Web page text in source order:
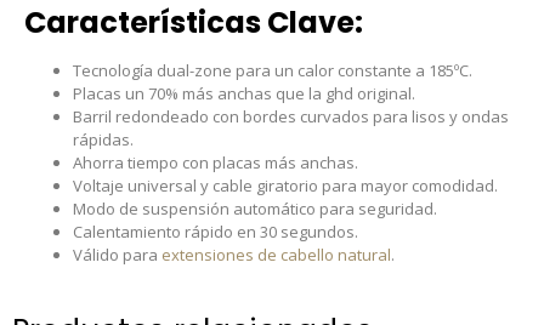
Características Clave:
Tecnología dual-zone para un calor constante a 185ºC.
Placas un 70% más anchas que la ghd original.
Barril redondeado con bordes curvados para lisos y ondas
rápidas.
Ahorra tiempo con placas más anchas.
Voltaje universal y cable giratorio para mayor comodidad.
Modo de suspensión automático para seguridad.
Calentamiento rápido en 30 segundos.
Válido para extensiones de cabello natural.